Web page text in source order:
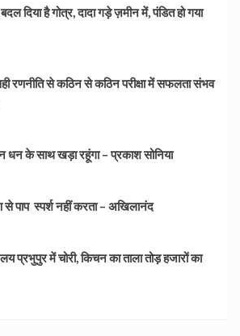
दिया है गोत्र, दादा गड़े ज़मीन में, पंडित हो गया
रणनीति से कठिन से कठिन परीक्षा में सफलता संभव
धन के साथ खड़ा रहूंगा – प्रकाश सोनिया
से पाप स्पर्श नहीं करता – अखिलानंद
प्रभुपुर में चोरी, किचन का ताला तोड़ हजारों का